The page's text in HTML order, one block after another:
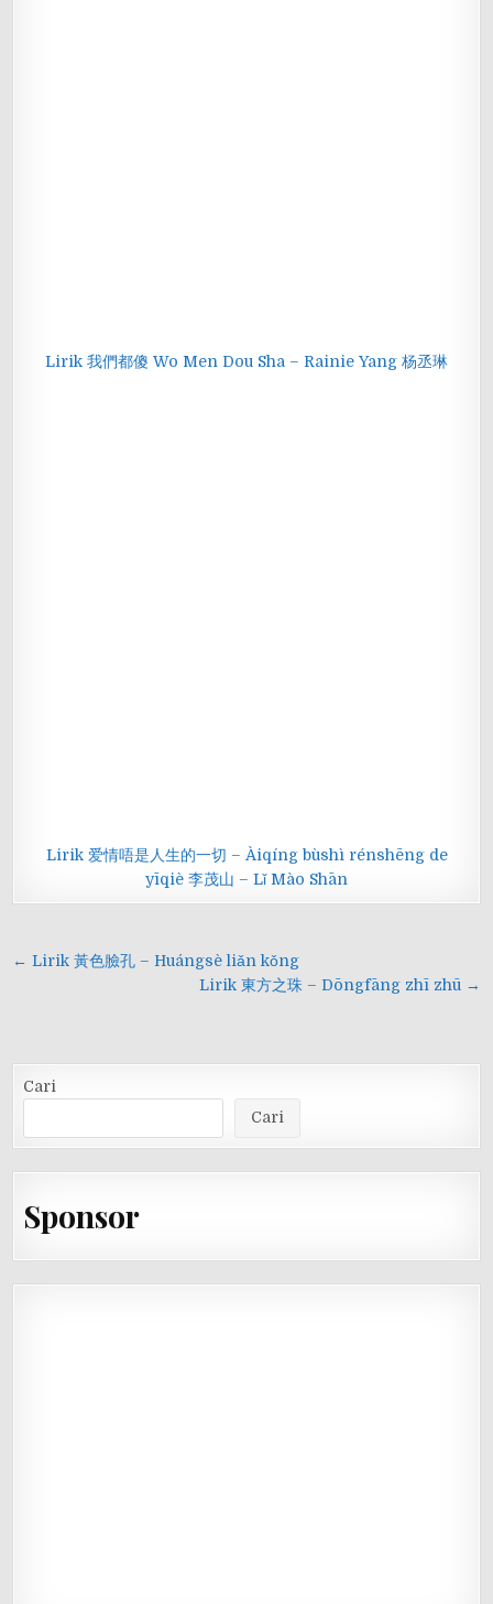
Lirik 我們都傻 Wo Men Dou Sha – Rainie Yang 杨丞琳
Lirik 爱情唔是人生的一切 – Àiqíng bùshì rénshēng de
yīqiè 李茂山 – Lǐ Mào Shān
Navigasi
← Lirik 黃色臉孔 – Huángsè liǎn kǒng
Lirik 東方之珠 – Dōngfāng zhī zhū →
Cari
Cari
Sponsor